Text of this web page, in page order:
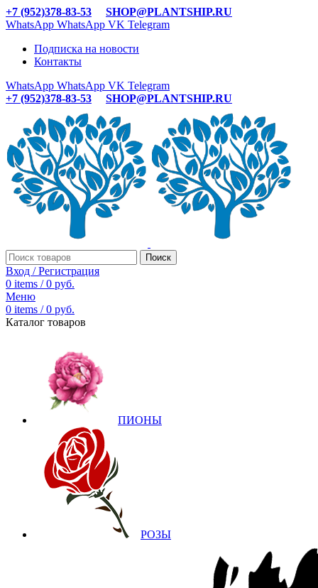
+7 (952)378-83-53
SHOP@PLANTSHIP.RU
WhatsApp WhatsApp VK Telegram
Подписка на новости
Контакты
WhatsApp WhatsApp VK Telegram
+7 (952)378-83-53
SHOP@PLANTSHIP.RU
Поиск
Вход / Регистрация
0 items / 0 руб.
Меню
0 items / 0 руб.
Каталог товаров
ПИОНЫ
РОЗЫ